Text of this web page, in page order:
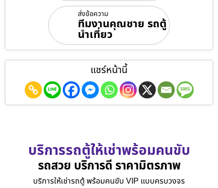
ส่งข้อความ
ทีมงานคุณชาย รถตู้
นำเที่ยว
แชร์หน้านี้
บริการรถตู้ให้เช่าพร้อมคนขับ
รถสวย บริการดี ราคามิตรภาพ
บริการให้เช่ารถตู้ พร้อมคนขับ VIP แบบครบวงจร